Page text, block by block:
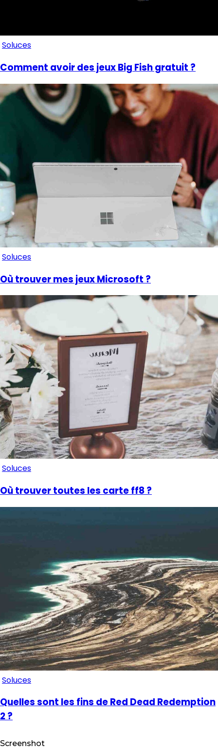
Soluces
Comment avoir des jeux Big Fish gratuit ?
Soluces
Où trouver mes jeux Microsoft ?
Soluces
Où trouver toutes les carte ff8 ?
Soluces
Quelles sont les fins de Red Dead Redemption
2 ?
Screenshot